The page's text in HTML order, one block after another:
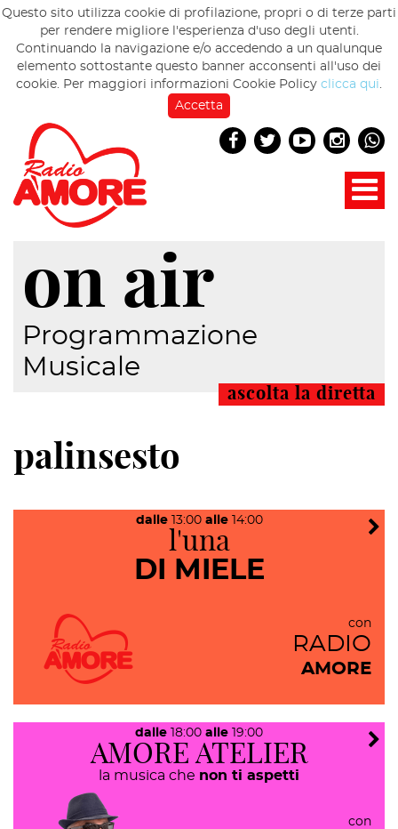
Questo sito utilizza cookie di profilazione, propri o di terze parti
per rendere migliore l'esperienza d'uso degli utenti.
Continuando la navigazione e/o accedendo a un qualunque
elemento sottostante questo banner acconsenti all'uso dei
cookie. Per maggiori informazioni Cookie Policy clicca qui.
Accetta
on air
Programmazione
Musicale
ascolta la diretta
palinsesto
l'una
DI MIELE
con
RADIO
AMORE
dalle13:00 alle14:00
AMORE ATELIER
la musica che non ti aspetti
con
dalle 18:00 alle 19:00